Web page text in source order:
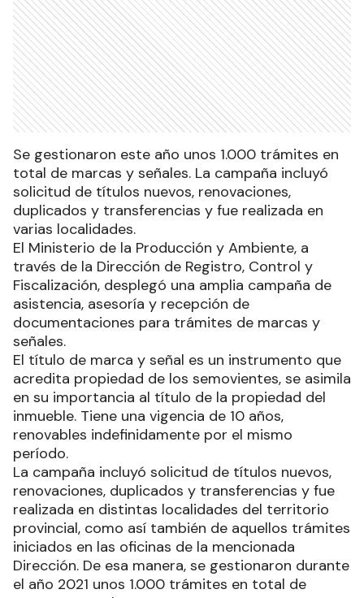
Se gestionaron este año unos 1.000 trámites en
total de marcas y señales. La campaña incluyó
solicitud de títulos nuevos, renovaciones,
duplicados y transferencias y fue realizada en
varias localidades.
El Ministerio de la Producción y Ambiente, a
través de la Dirección de Registro, Control y
Fiscalización, desplegó una amplia campaña de
asistencia, asesoría y recepción de
documentaciones para trámites de marcas y
señales.
El título de marca y señal es un instrumento que
acredita propiedad de los semovientes, se asimila
en su importancia al título de la propiedad del
inmueble. Tiene una vigencia de 10 años,
renovables indefinidamente por el mismo
período.
La campaña incluyó solicitud de títulos nuevos,
renovaciones, duplicados y transferencias y fue
realizada en distintas localidades del territorio
provincial, como así también de aquellos trámites
iniciados en las oficinas de la mencionada
Dirección. De esa manera, se gestionaron durante
el año 2021 unos 1.000 trámites en total de